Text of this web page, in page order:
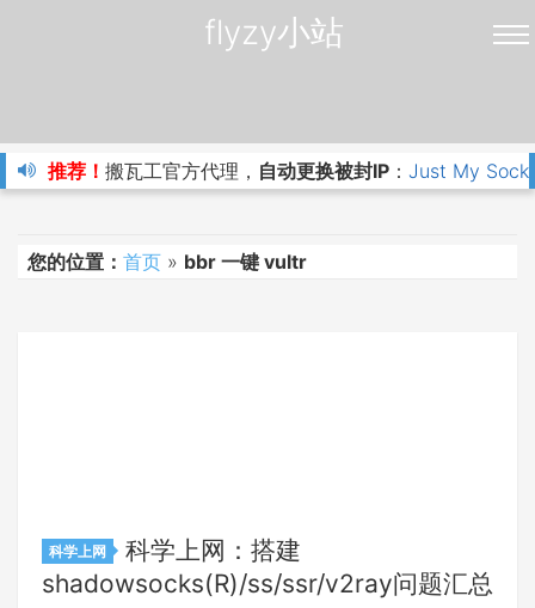
flyzy小站
推荐！ 搬瓦工官方代理， 自动更换被封IP ： Just My
您的位置： 首页 » bbr 一键 vultr
科学上网
科学上网：搭建
shadowsocks(R)/ss/ssr/v2ray问题汇总